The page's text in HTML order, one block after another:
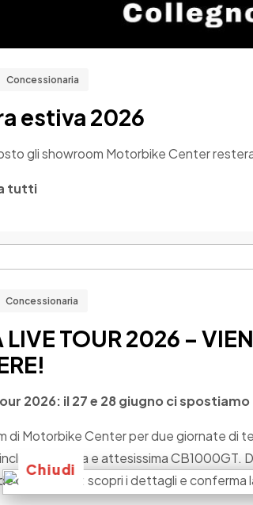
Concessionaria
estiva 2026
gli showroom Motorbike Center
tutti
Concessionaria
LIVE TOUR 2026 –
2026: il 27 e 28 giugno ci
di Motorbike Center per due giornate di
la nuova e attesissima CB1000GT.
di Collegno: scopri i dettagli e conferma
Chiudi